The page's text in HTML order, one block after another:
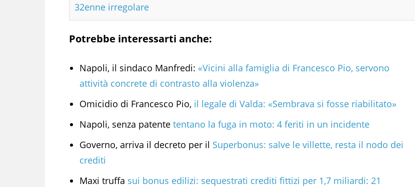
32enne irregolare
Potrebbe interessarti anche:
Napoli, il sindaco Manfredi: «Vicini alla famiglia di Francesco Pio, servono
attività concrete di contrasto alla violenza»
Omicidio di Francesco Pio, il legale di Valda: «Sembrava si fosse riabilitato»
Napoli, senza patente tentano la fuga in moto: 4 feriti in un incidente
Governo, arriva il decreto per il Superbonus: salve le villette, resta il nodo dei
crediti
Maxi truffa sui bonus edilizi: sequestrati crediti fittizi per 1,7 miliardi: 21